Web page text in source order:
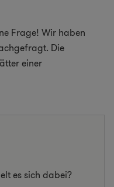
Frage! Wir haben
Die
einer
es sich dabei?